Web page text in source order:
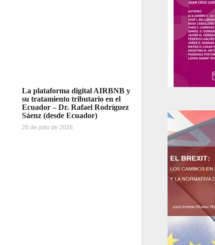
La plataforma digital AIRBNB y
su tratamiento tributario en el
Ecuador – Dr. Rafael Rodríguez
Sáenz (desde Ecuador)
26 de julio de 2026